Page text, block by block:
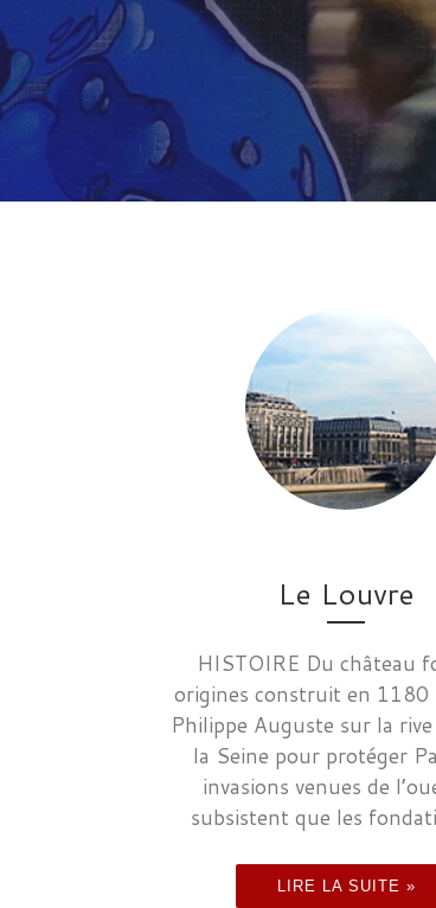
Le Louvre
HISTOIRE Du château
origines construit en 1180
Philippe Auguste sur la
la Seine pour protéger
invasions venues de
subsistent que les
LIRE LA SUITE »